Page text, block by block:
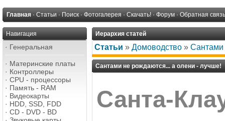
Главная · Статьи · Поиск · Фотогалерея · Скачать! · Форум · Обратная связь
Навигация
· Генеральная
· Материнские платы
· Контроллеры
· CPU - процессоры
· Память - RAM
· Видеокарты
· HDD, SSD, FDD
· CD - DVD - BD
Иерархия статей
Статьи » Домоводство » Сантами
Сантами не рождаются... а олени - лучше!
Санта-